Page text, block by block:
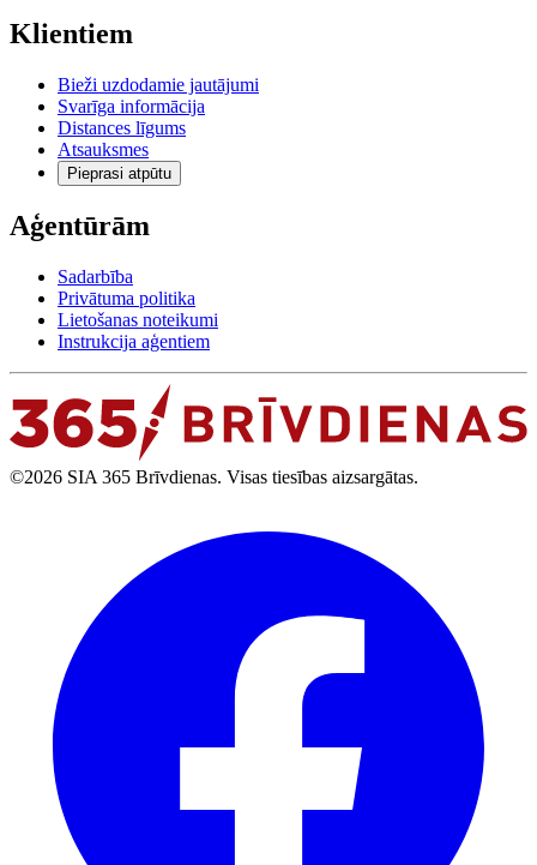
Klientiem
Bieži uzdodamie jautājumi
Svarīga informācija
Distances līgums
Atsauksmes
Pieprasi atpūtu
Aģentūrām
Sadarbība
Privātuma politika
Lietošanas noteikumi
Instrukcija aģentiem
©2026 SIA 365 Brīvdienas. Visas tiesības aizsargātas.